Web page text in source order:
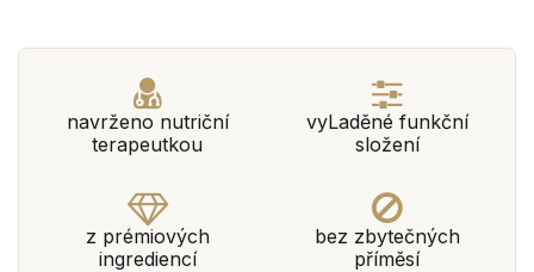
navrženo nutriční
terapeutkou
vyLaděné funkční
složení
z prémiových
ingrediencí
bez zbytečných
příměsí